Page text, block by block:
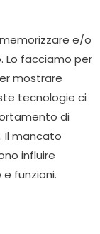
e/o
Lo facciamo per
mostrare
tecnologie ci
di
Il mancato
influire
funzioni.